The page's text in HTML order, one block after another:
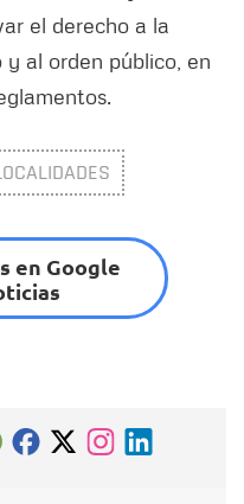
el derecho a la
al orden público, en
en Google